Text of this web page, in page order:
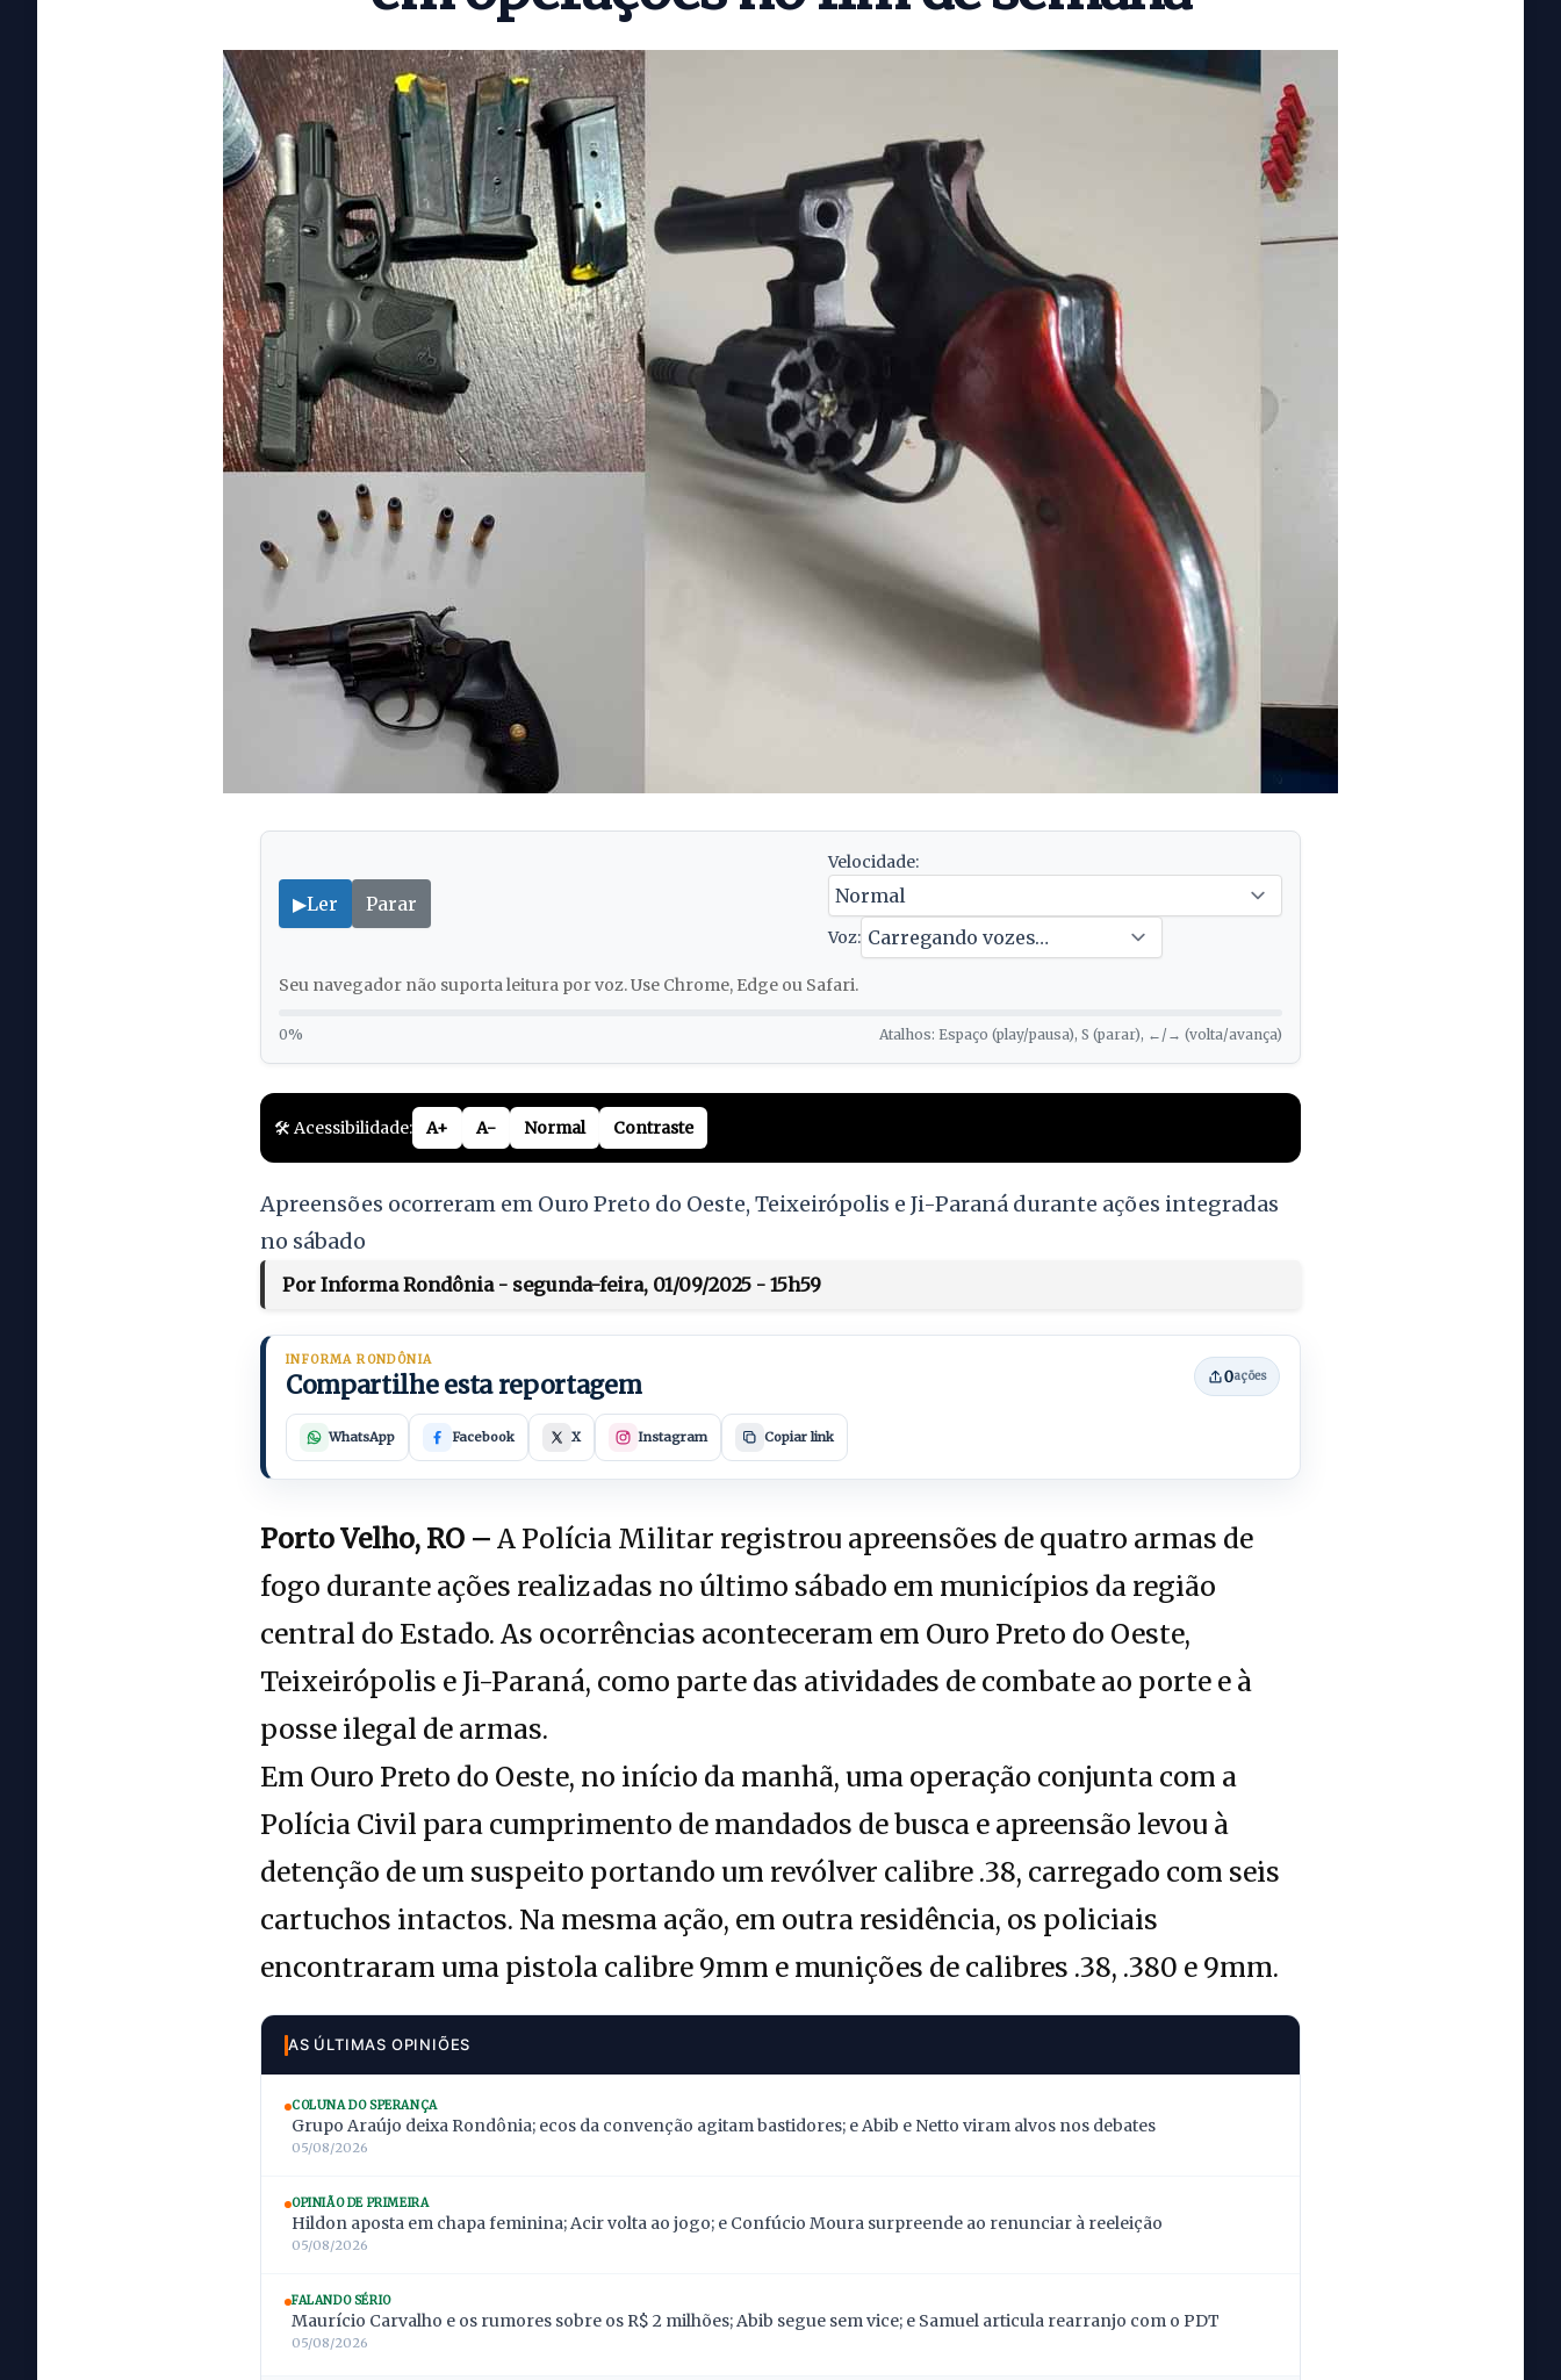
▶Ler Parar
Velocidade:
Voz:
Seu navegador não suporta leitura por voz. Use Chrome, Edge ou Safari.
0% Atalhos: Espaço (play/pausa), S (parar), ←/→ (volta/avança)
🛠️ Acessibilidade: A+ A- Normal Contraste
Apreensões ocorreram em Ouro Preto do Oeste, Teixeirópolis e Ji-Paraná durante ações integradas
no sábado
Por Informa Rondônia - segunda-feira, 01/09/2025 - 15h59
INFORMA RONDÔNIA
Compartilhe esta reportagem 0ações
WhatsApp Facebook X Instagram Copiar link
Porto Velho, RO – A Polícia Militar registrou apreensões de quatro armas de
fogo durante ações realizadas no último sábado em municípios da região
central do Estado. As ocorrências aconteceram em Ouro Preto do Oeste,
Teixeirópolis e Ji-Paraná, como parte das atividades de combate ao porte e à
posse ilegal de armas.
Em Ouro Preto do Oeste, no início da manhã, uma operação conjunta com a
Polícia Civil para cumprimento de mandados de busca e apreensão levou à
detenção de um suspeito portando um revólver calibre .38, carregado com seis
cartuchos intactos. Na mesma ação, em outra residência, os policiais
encontraram uma pistola calibre 9mm e munições de calibres .38, .380 e 9mm.
AS ÚLTIMAS OPINIÕES
COLUNA DO SPERANÇA
Grupo Araújo deixa Rondônia; ecos da convenção agitam bastidores; e Abib e Netto viram alvos nos debates
05/08/2026
OPINIÃO DE PRIMEIRA
Hildon aposta em chapa feminina; Acir volta ao jogo; e Confúcio Moura surpreende ao renunciar à reeleição
05/08/2026
FALANDO SÉRIO
Maurício Carvalho e os rumores sobre os R$ 2 milhões; Abib segue sem vice; e Samuel articula rearranjo com o PDT
05/08/2026